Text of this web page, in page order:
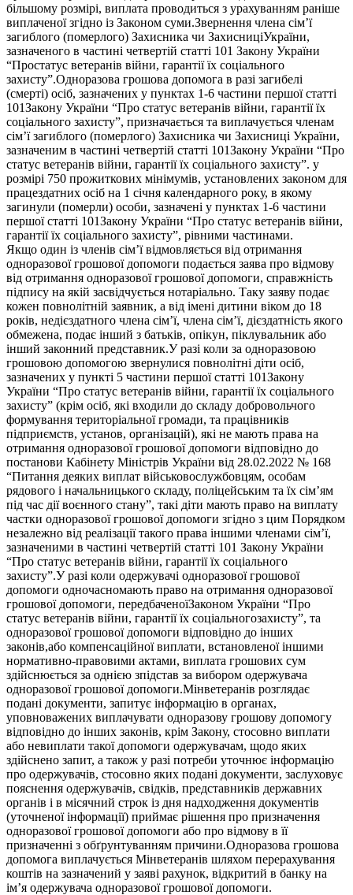
більшому розмірі, виплата проводиться з урахуванням раніше
виплаченої згідно із Законом суми.Звернення члена сім’ї
загиблого (померлого) Захисника чи ЗахисниціУкраїни,
зазначеного в частині четвертій статті 101 Закону України
“Простатус ветеранів війни, гарантії їх соціального
захисту”.Одноразова грошова допомога в разі загибелі
(смерті) осіб, зазначених у пунктах 1-6 частини першої статті
101Закону України “Про статус ветеранів війни, гарантії їх
соціального захисту”, призначається та виплачується членам
сім’ї загиблого (померлого) Захисника чи Захисниці України,
зазначеним в частині четвертій статті 101Закону України “Про
статус ветеранів війни, гарантії їх соціального захисту”. у
розмірі 750 прожиткових мінімумів, установлених законом для
працездатних осіб на 1 січня календарного року, в якому
загинули (померли) особи, зазначені у пунктах 1-6 частини
першої статті 101Закону України “Про статус ветеранів війни,
гарантії їх соціального захисту”, рівними частинами.
Якщо один із членів сім’ї відмовляється від отримання
одноразової грошової допомоги подається заява про відмову
від отримання одноразової грошової допомоги, справжність
підпису на якій засвідчується нотаріально. Таку заяву подає
кожен повнолітній заявник, а від імені дитини віком до 18
років, недієздатного члена сім’ї, члена сім’ї, дієздатність якого
обмежена, подає інший з батьків, опікун, піклувальник або
інший законний представник.У разі коли за одноразовою
грошовою допомогою звернулися повнолітні діти осіб,
зазначених у пункті 5 частини першої статті 101Закону
України “Про статус ветеранів війни, гарантії їх соціального
захисту” (крім осіб, які входили до складу добровольчого
формування територіальної громади, та працівників
підприємств, установ, організацій), які не мають права на
отримання одноразової грошової допомоги відповідно до
постанови Кабінету Міністрів України від 28.02.2022 № 168
“Питання деяких виплат військовослужбовцям, особам
рядового і начальницького складу, поліцейським та їх сім’ям
під час дії воєнного стану”, такі діти мають право на виплату
частки одноразової грошової допомоги згідно з цим Порядком
незалежно від реалізації такого права іншими членами сім’ї,
зазначеними в частині четвертій статті 101 Закону України
“Про статус ветеранів війни, гарантії їх соціального
захисту”.У разі коли одержувачі одноразової грошової
допомоги одночасномають право на отримання одноразової
грошової допомоги, передбаченоїЗаконом України “Про
статус ветеранів війни, гарантії їх соціальногозахисту”, та
одноразової грошової допомоги відповідно до інших
законів,або компенсаційної виплати, встановленої іншими
нормативно-правовими актами, виплата грошових сум
здійснюється за однією зпідстав за вибором одержувача
одноразової грошової допомоги.Мінветеранів розглядає
подані документи, запитує інформацію в органах,
уповноважених виплачувати одноразову грошову допомогу
відповідно до інших законів, крім Закону, стосовно виплати
або невиплати такої допомоги одержувачам, щодо яких
здійснено запит, а також у разі потреби уточнює інформацію
про одержувачів, стосовно яких подані документи, заслуховує
пояснення одержувачів, свідків, представників державних
органів і в місячний строк із дня надходження документів
(уточненої інформації) приймає рішення про призначення
одноразової грошової допомоги або про відмову в її
призначенні з обґрунтуванням причини.Одноразова грошова
допомога виплачується Мінветеранів шляхом перерахування
коштів на зазначений у заяві рахунок, відкритий в банку на
ім’я одержувача одноразової грошової допомоги.